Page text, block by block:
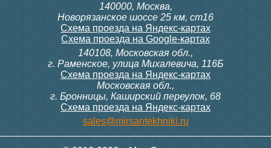
140000, Москва,
Новорязанское шоссе 25 км, ст16
Схема проезда на Яндекс-картах
Схема проезда на Google-картах
140108, Московская обл.,
г. Раменское, улица Михалевича, 116Б
Схема проезда на Яндекс-картах
Московская обл.,
г. Бронницы, Каширский переулок, 68
Схема проезда на Яндекс-картах
sales@mirsantekhniki.ru